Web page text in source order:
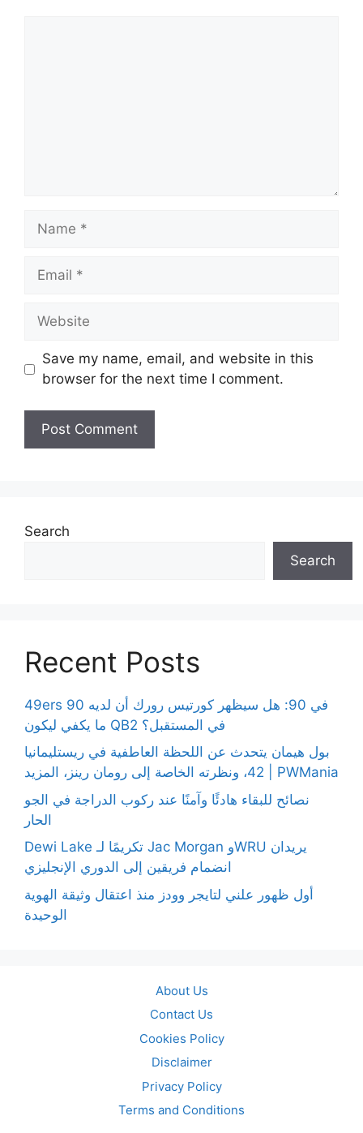
Name
Email
Website
Save my name, email, and website in this
browser for the next time I comment.
Search
Search
Recent Posts
49ers 90 في 90: هل سيظهر كورتيس رورك أن لديه
ما يكفي ليكون QB2 في المستقبل؟
بول هيمان يتحدث عن اللحظة العاطفية في ريستليمانيا
42، ونظرته الخاصة إلى رومان رينز، المزيد | PWMania
نصائح للبقاء هادئًا وآمنًا عند ركوب الدراجة في الجو
الحار
Dewi Lake تكريمًا لـ Jac Morgan وWRU يريدان
انضمام فريقين إلى الدوري الإنجليزي
أول ظهور علني لتايجر وودز منذ اعتقال وثيقة الهوية
الوحيدة
About Us
Contact Us
Cookies Policy
Disclaimer
Privacy Policy
Terms and Conditions